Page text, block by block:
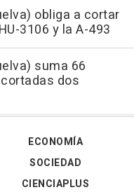
obliga a cortar
3106 y la A-493
suma 66
dos
ECONOMÍA
SOCIEDAD
CIENCIAPLUS